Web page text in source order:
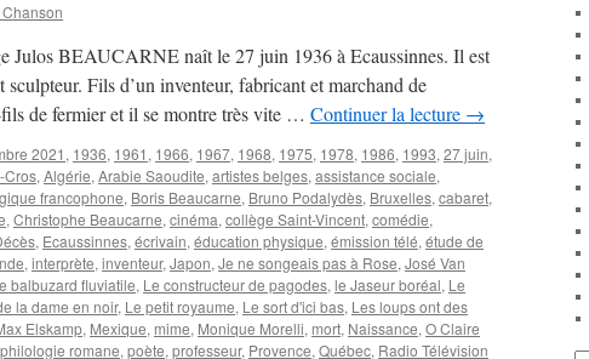
Julos BEAUCARNE naît le 27 juin 1936 à Ecaussinnes. Il est
Fils d’un inventeur, fabricant et marchand de
de fermier et il se montre très vite … Continuer la lecture →
2021 , 1936, 1961 , 1966, 1967, 1968, 1975, 1978, 1986, 1993, 27 juin,
Cros, Algérie, Arabie Saoudite, artistes belges, assistance sociale,
francophone, Boris Beaucarne, Bruno Podalydès, Bruxelles, cabaret,
, Christophe Beaucarne, cinéma, collège Saint-Vincent, comédie,
, Ecaussinnes, écrivain, éducation physique, émission télé, étude de
, interprète, inventeur, Japon, Je ne songeais pas à Rose, José Van
balbuzard fluviatile, Le constructeur de pagodes, le Jaseur boréal, Le
la dame en noir, Le petit royaume, Le sort d'ici bas, Les loups ont des
Elskamp, Mexique, mime, Monique Morelli, mort, Naissance, O Claire
philologie romane, poète, professeur, Provence, Québec, Radio Télévision